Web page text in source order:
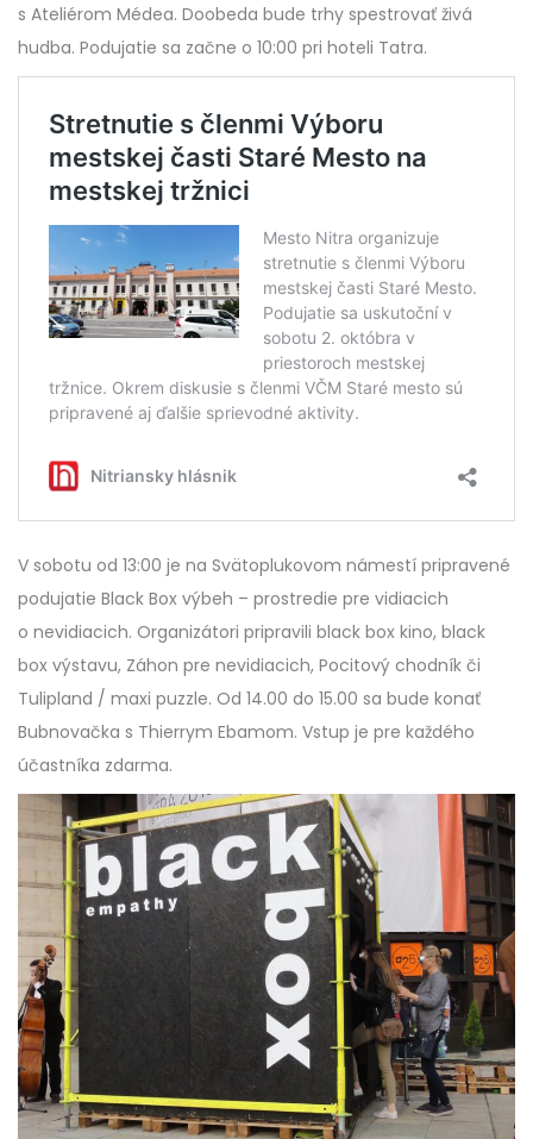
s Ateliérom Médea. Doobeda bude trhy spestrovať živá
hudba. Podujatie sa začne o 10:00 pri hoteli Tatra.
V sobotu od 13:00 je na Svätoplukovom námestí pripravené
podujatie Black Box výbeh – prostredie pre vidiacich
o nevidiacich. Organizátori pripravili black box kino, black
box výstavu, Záhon pre nevidiacich, Pocitový chodník či
Tulipland / maxi puzzle. Od 14.00 do 15.00 sa bude konať
Bubnovačka s Thierrym Ebamom. Vstup je pre každého
účastníka zdarma.